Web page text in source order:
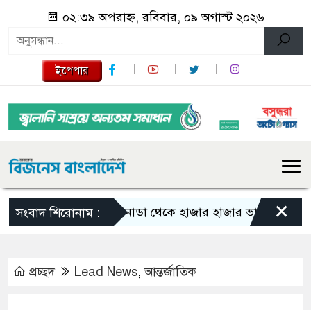
০২:৩৯ অপরাহ্ন, রবিবার, ০৯ অগাস্ট ২০২৬
ইপেপার
সংবাদ শিরোনাম :কানাডা থেকে হাজার হাজার ভারতীয় নাগরিক
×
প্রচ্ছদ Lead News,আন্তর্জাতিক